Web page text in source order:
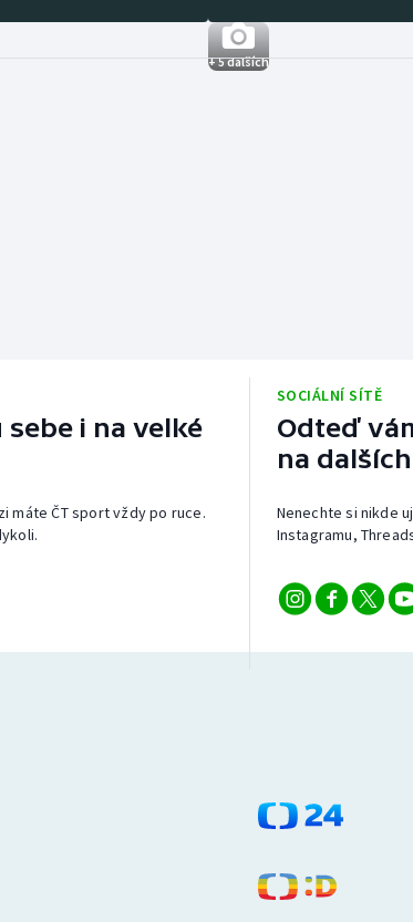
+ 5 dalších
i na velké
máte ČT sport vždy po ruce.
SOCIÁLNÍ SÍTĚ
Odteď
na
Nenechte si nikde
Instagramu,